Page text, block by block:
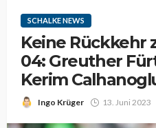
SCHALKE NEWS
Keine Rückkehr
04: Greuther
Kerim
Ingo Krüger 13. Juni 2023